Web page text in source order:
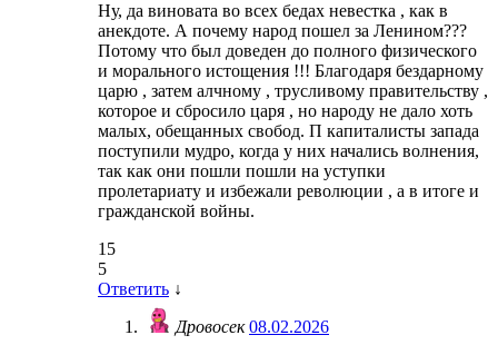
Ну, да виновата во всех бедах невестка , как в
анекдоте. А почему народ пошел за Ленином???
Потому что был доведен до полного физического
и морального истощения !!! Благодаря бездарному
царю , затем алчному , трусливому правительству ,
которое и сбросило царя , но народу не дало хоть
малых, обещанных свобод. П капиталисты запада
поступили мудро, когда у них начались волнения,
так как они пошли пошли на уступки
пролетариату и избежали революции , а в итоге и
гражданской войны.
15
5
Ответить ↓
Дровосек08.02.2026